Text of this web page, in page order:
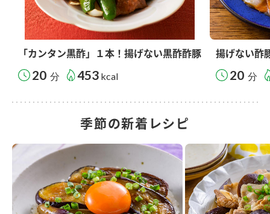
「カンタン黒酢」１本！揚げない黒酢酢豚
20 分 453 kcal
揚げない酢
20 分
季節の新着レシピ